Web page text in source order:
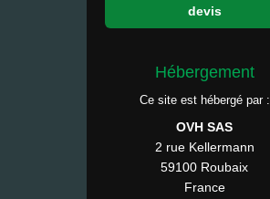
devis
Hébergement
Ce site est hébergé par :
OVH SAS
2 rue Kellermann
59100 Roubaix
France